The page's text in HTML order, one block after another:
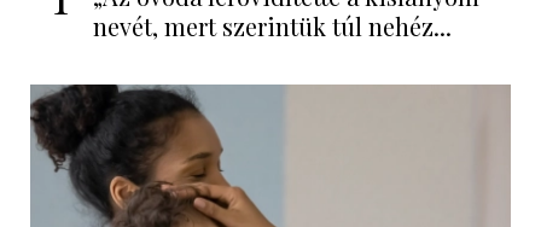
nevét, mert szerintük túl nehéz...